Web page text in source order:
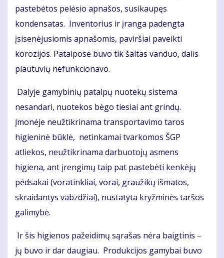
pastebėtos pelėsio apnašos, susikaupęs
kondensatas. Inventorius ir įranga padengta
įsisenėjusiomis apnašomis, paviršiai paveikti
korozijos. Patalpose buvo tik šaltas vanduo, dalis
plautuvių nefunkcionavo.
Dalyje gamybinių patalpų nuotekų sistema
nesandari, nuotekos bėgo tiesiai ant grindų.
Įmonėje neužtikrinama transportavimo taros
higieninė būklė, netinkamai tvarkomos ŠGP
atliekos, neužtikrinama darbuotojų asmens
higiena, ant įrengimų taip pat pastebėti kenkėjų
pėdsakai (voratinkliai, vorai, graužikų išmatos,
skraidantys vabzdžiai), nustatyta kryžminės taršos
galimybė.
Ir šis higienos pažeidimų sąrašas nėra baigtinis –
jų buvo ir dar daugiau. Produkcijos gamybai buvo